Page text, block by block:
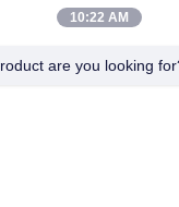
φορτηγών
ακολουθεί την ψηφιακή
10:22 AM
are you looking